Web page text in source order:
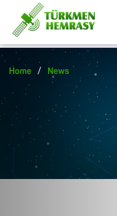
Home / News